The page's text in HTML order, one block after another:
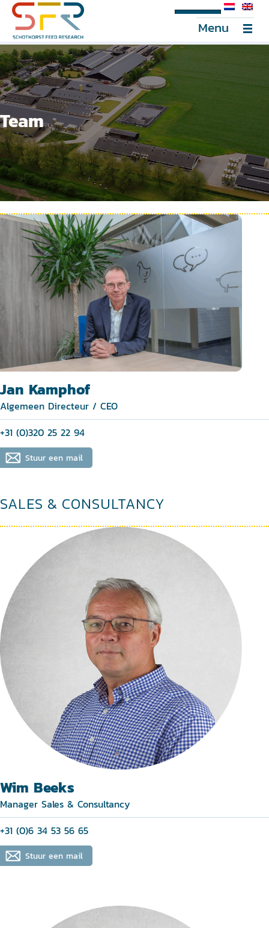
SFR Portal
Menu
Team
Jan Kamphof
Algemeen Directeur / CEO
+31 (0)320 25 22 94
Stuur een mail
SALES & CONSULTANCY
Wim Beeks
Manager Sales & Consultancy
+31 (0)6 34 53 56 65
Stuur een mail